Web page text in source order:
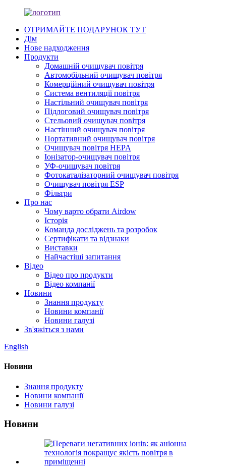
ОТРИМАЙТЕ ПОДАРУНОК ТУТ
Дім
Нове надходження
Продукти
Домашній очищувач повітря
Автомобільний очищувач повітря
Комерційний очищувач повітря
Система вентиляції повітря
Настільний очищувач повітря
Підлоговий очищувач повітря
Стельовий очищувач повітря
Настінний очищувач повітря
Портативний очищувач повітря
Очищувач повітря HEPA
Іонізатор-очищувач повітря
УФ-очищувач повітря
Фотокаталізаторний очищувач повітря
Очищувач повітря ESP
Фільтри
Про нас
Чому варто обрати Airdow
Історія
Команда досліджень та розробок
Сертифікати та відзнаки
Виставки
Найчастіші запитання
Відео
Відео про продукти
Відео компанії
Новини
Знання продукту
Новини компанії
Новини галузі
Зв'яжіться з нами
English
Новини
Знання продукту
Новини компанії
Новини галузі
Новини